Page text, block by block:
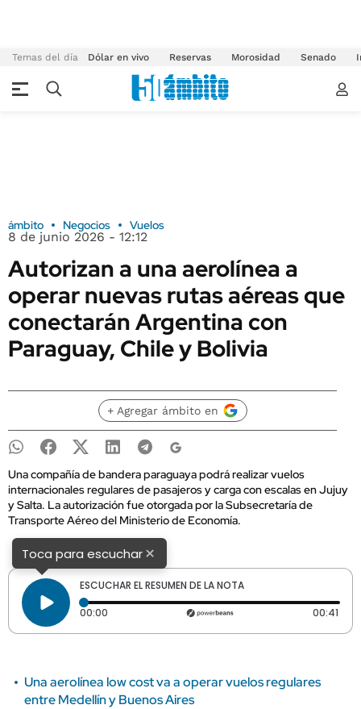
Temas del día Dólar en vivo Reservas Morosidad Senado
ámbito Negocios Vuelos
8 de junio 2026 - 12:12
Autorizan a una aerolínea a
operar nuevas rutas aéreas que
conectarán Argentina con
Paraguay, Chile y Bolivia
+ Agregar ámbito en
Una compañía de bandera paraguaya podrá realizar vuelos
internacionales regulares de pasajeros y carga con escalas en Jujuy
y Salta. La autorización fue otorgada por la Subsecretaría de
Transporte Aéreo del Ministerio de Economía.
Toca para escuchar×
ESCUCHAR EL RESUMEN DE LA NOTA
00:00 Tiempo transcurrido: 0 segundos 00:41
Una aerolínea low cost va a operar vuelos regulares
entre Medellín y Buenos Aires